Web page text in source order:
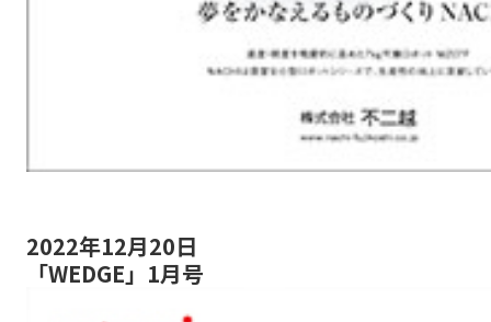
2022年12月20日
「WEDGE」1月号